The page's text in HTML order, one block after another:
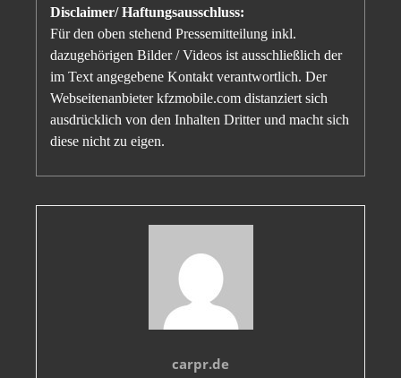
Disclaimer/ Haftungsausschluss:
Für den oben stehend Pressemitteilung inkl.
dazugehörigen Bilder / Videos ist ausschließlich der
im Text angegebene Kontakt verantwortlich. Der
Webseitenanbieter kfzmobile.com distanziert sich
ausdrücklich von den Inhalten Dritter und macht sich
diese nicht zu eigen.
carpr.de